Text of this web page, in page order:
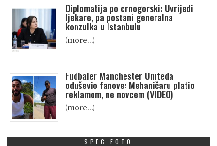
Diplomatija po crnogorski: Uvrijedi
ljekare, pa postani generalna
konzulka u Istanbulu
(more…)
Fudbaler Manchester Uniteda
oduševio fanove: Mehaničaru platio
reklamom, ne novcem (VIDEO)
(more…)
SPEC FOTO